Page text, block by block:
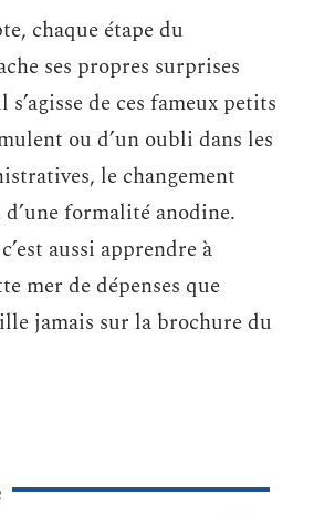
chaque étape du
ses propres surprises
de ces fameux petits
ou d’un oubli dans les
le changement
d’une formalité anodine.
aussi apprendre à
mer de dépenses que
jamais sur la brochure du